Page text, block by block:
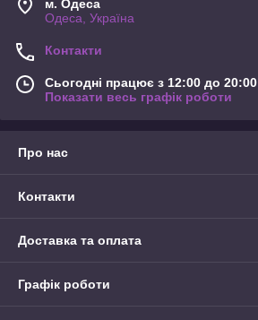
м. Одеса
Одеса, Україна
Контакти
Сьогодні працює з 12:00 до 20:00
Показати весь графік роботи
Про нас
Контакти
Доставка та оплата
Графік роботи